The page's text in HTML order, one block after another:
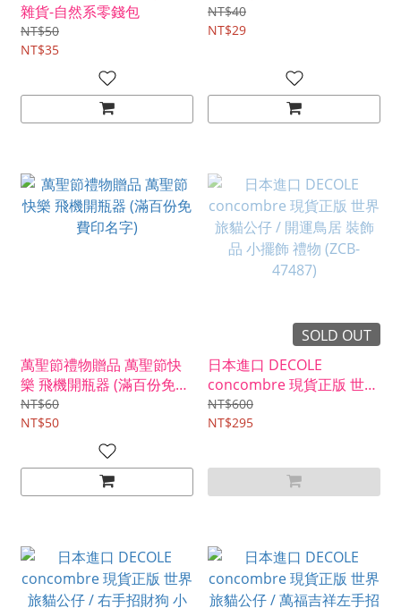
雜貨-自然系零錢包
NT$50
NT$35
NT$40
NT$29
萬聖節禮物贈品 萬聖節快
樂 飛機開瓶器 (滿百份免費
印名字)
NT$60
NT$50
SOLD OUT
日本進口 DECOLE
concombre 現貨正版 世界
旅貓公仔 / 開運鳥居 裝飾
品 小擺飾 禮物 (ZCB-
NT$600
NT$295